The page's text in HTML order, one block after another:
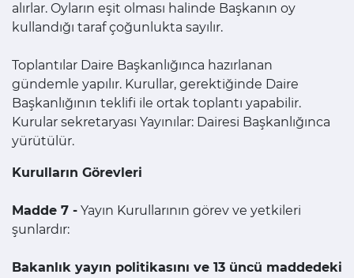
alırlar. Oyların eşit olması halinde Başkanın oy
kullandığı taraf çoğunlukta sayılır.
Toplantılar Daire Başkanlığınca hazırlanan
gündemle yapılır. Kurullar, gerektiğinde Daire
Başkanlığının teklifi ile ortak toplantı yapabilir.
Kurular sekretaryası Yayınılar: Dairesi Başkanlığınca
yürütülür.
Kurulların Görevleri
Madde 7 - Yayın Kurullarının görev ve yetkileri
şunlardır:
Bakanlık yayın politikasını ve 13 üncü maddedeki